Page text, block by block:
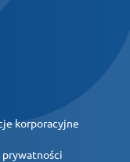
korporacyjne